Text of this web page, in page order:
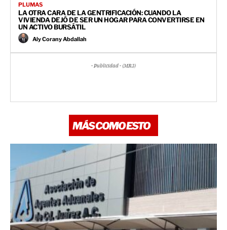
PLUMAS
LA OTRA CARA DE LA GENTRIFICACIÓN: CUANDO LA
VIVIENDA DEJÓ DE SER UN HOGAR PARA CONVERTIRSE EN
UN ACTIVO BURSÁTIL
Aly Corany Abdallah
- Publicidad - (MR3)
MÁS COMO ESTO